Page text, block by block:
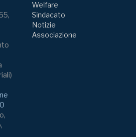
Welfare
Sindacato
Notizie
Associazione